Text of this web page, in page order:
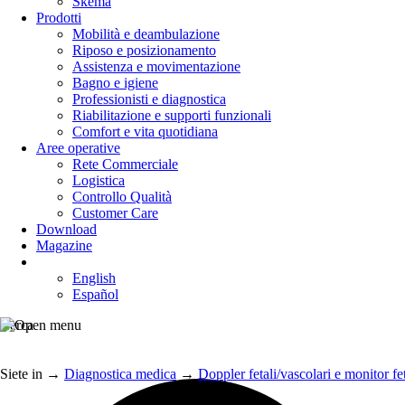
Prodotti
Mobilità e deambulazione
Riposo e posizionamento
Assistenza e movimentazione
Bagno e igiene
Professionisti e diagnostica
Riabilitazione e supporti funzionali
Comfort e vita quotidiana
Aree operative
Rete Commerciale
Logistica
Controllo Qualità
Customer Care
Download
Magazine
English
Español
Cerca
Siete in → Diagnostica medica → Doppler fetali/vascolari e monitor